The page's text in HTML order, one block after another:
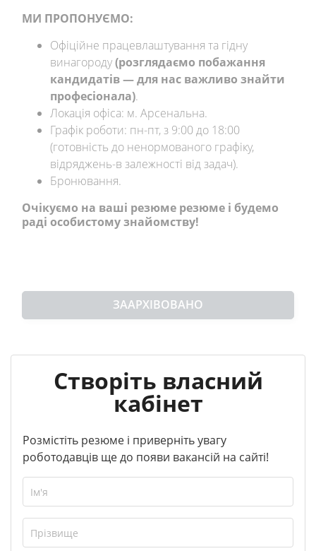
МИ ПРОПОНУЄМО:
Офіційне працевлаштування та гідну
винагороду(розглядаємо побажання
кандидатів — для нас важливо знайти
професіонала).
Локація офіса: м. Арсенальна.
Графік роботи: пн-пт, з 9:00 до 18:00
(готовність до ненормованого графіку,
відряджень-в залежності від задач).
Бронювання.
Очікуємо на ваші резюме резюме і будемо
раді особистому знайомству!
ЗААРХІВОВАНО
Створіть власний
кабінет
Розмістіть резюме і приверніть увагу
роботодавців ще до появи вакансій на сайті!